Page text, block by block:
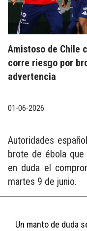
Amistoso de Chile
corre riesgo por
advertencia
01-06-2026
Autoridades
brote de ébola que
en duda el
martes 9 de junio.
Un manto de duda